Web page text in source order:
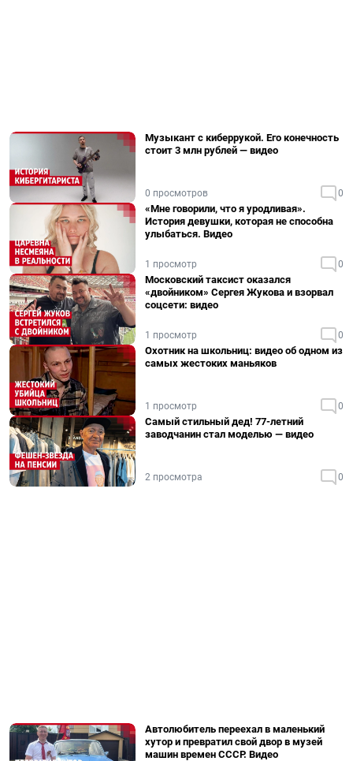
Музыкант с киберрукой. Его конечность
стоит 3 млн рублей — видео
0 просмотров 0
«Мне говорили, что я уродливая».
История девушки, которая не способна
улыбаться. Видео
1 просмотр 0
Московский таксист оказался
«двойником» Сергея Жукова и взорвал
соцсети: видео
1 просмотр 0
Охотник на школьниц: видео об одном из
самых жестоких маньяков
1 просмотр 0
Самый стильный дед! 77-летний
заводчанин стал моделью — видео
2 просмотра 0
Автолюбитель переехал в маленький
хутор и превратил свой двор в музей
машин времен СССР. Видео